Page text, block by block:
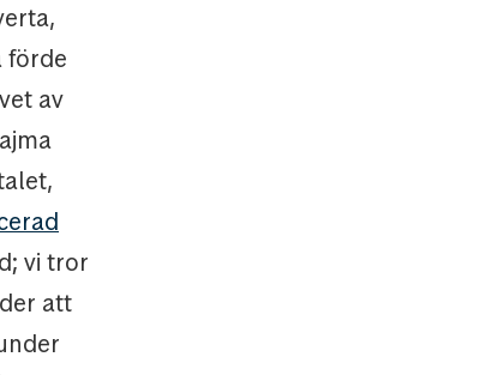
förde
av
vi tror
att